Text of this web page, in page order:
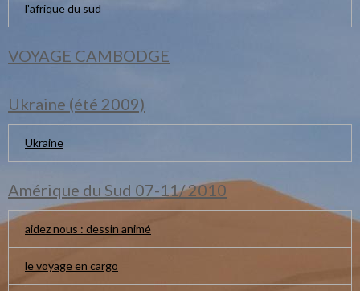
l'afrique du sud
VOYAGE CAMBODGE
Ukraine (été 2009)
Ukraine
Amérique du Sud 07-11/ 2010
aidez nous : dessin animé
le voyage en cargo